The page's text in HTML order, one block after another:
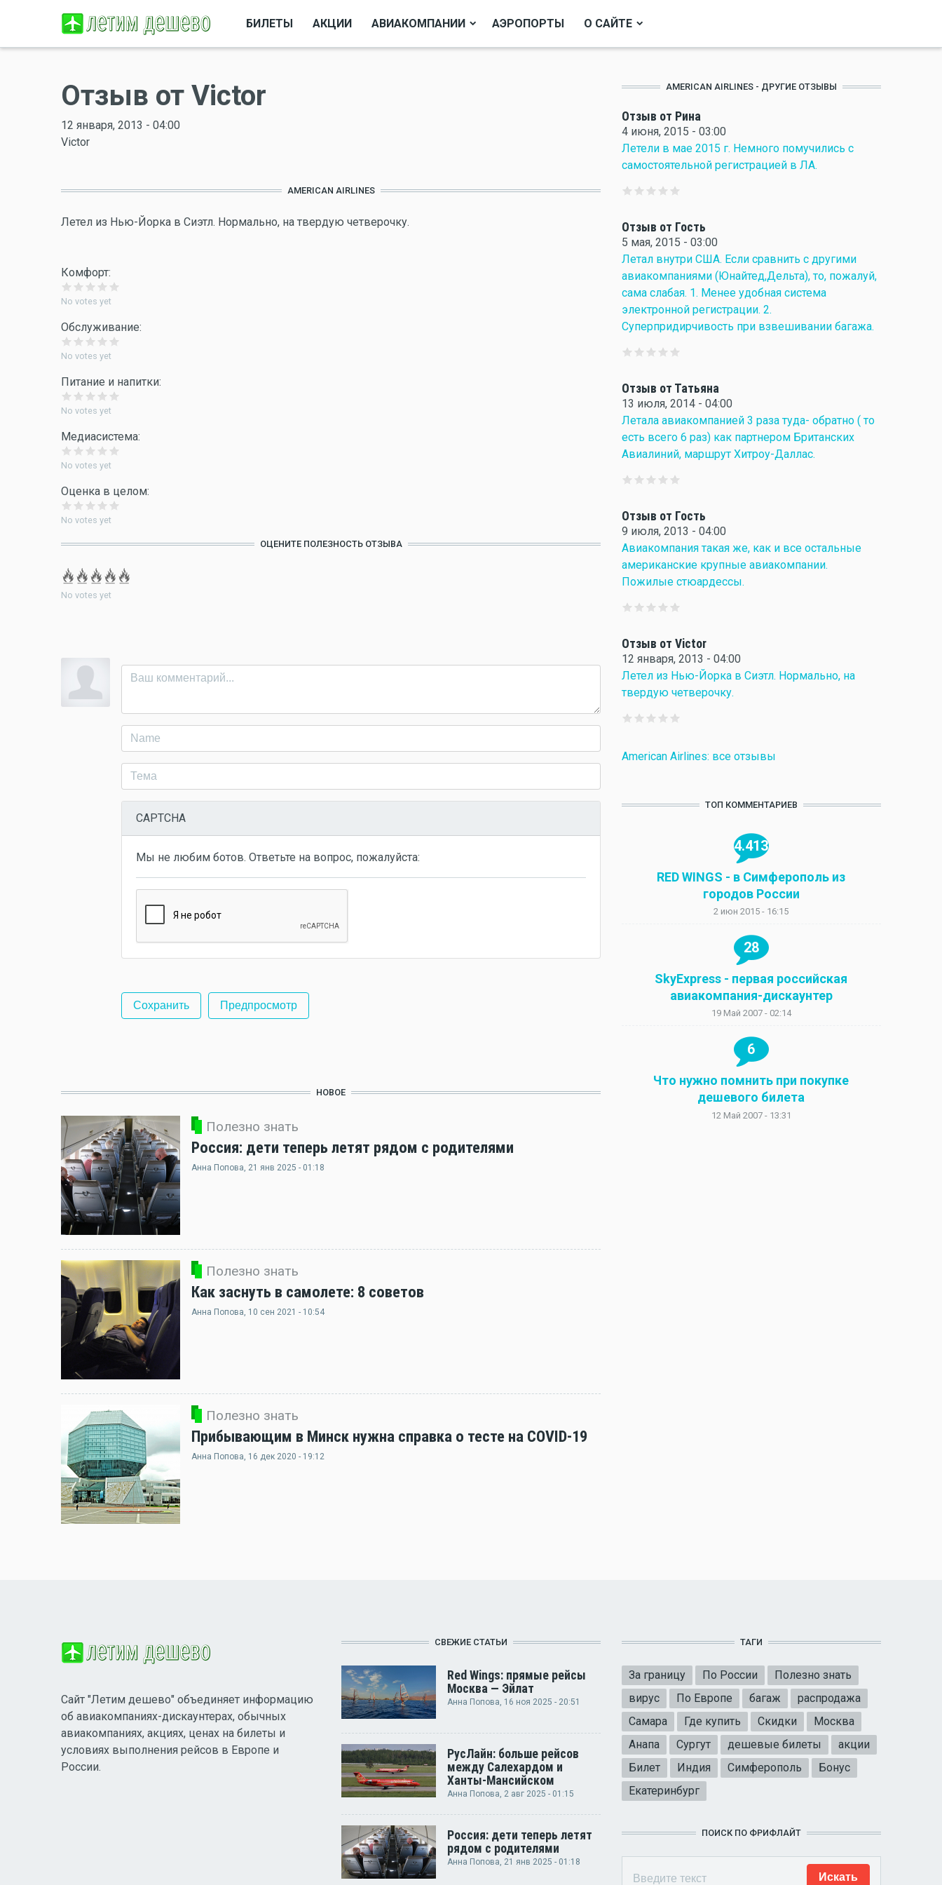
БИЛЕТЫ АКЦИИ АВИАКОМПАНИИ АЭРОПОРТЫ О САЙТЕ
Отзыв от Victor
12 января, 2013 - 04:00
Victor
AMERICAN AIRLINES
Летел из Нью-Йорка в Сиэтл. Нормально, на твердую четверочку.
Комфорт:
No votes yet
Обслуживание:
No votes yet
Питание и напитки:
No votes yet
Медиасистема:
No votes yet
Оценка в целом:
No votes yet
ОЦЕНИТЕ ПОЛЕЗНОСТЬ ОТЗЫВА
No votes yet
CAPTCHA
Мы не любим ботов. Ответьте на вопрос, пожалуйста:
НОВОЕ
Полезно знать
Россия: дети теперь летят рядом с родителями
Анна Попова, 21 янв 2025 - 01:18
Полезно знать
Как заснуть в самолете: 8 советов
Анна Попова, 10 сен 2021 - 10:54
Полезно знать
Прибывающим в Минск нужна справка о тесте на COVID-19
Анна Попова, 16 дек 2020 - 19:12
AMERICAN AIRLINES - ДРУГИЕ ОТЗЫВЫ
Отзыв от Рина
4 июня, 2015 - 03:00
Летели в мае 2015 г. Немного помучились с
самостоятельной регистрацией в ЛА.
Отзыв от Гость
5 мая, 2015 - 03:00
Летал внутри США. Если сравнить с другими
авиакомпаниями (Юнайтед,Дельта), то, пожалуй,
сама слабая. 1. Менее удобная система
электронной регистрации. 2.
Суперпридирчивость при взвешивании багажа.
Отзыв от Татьяна
13 июля, 2014 - 04:00
Летала авиакомпанией 3 раза туда- обратно ( то
есть всего 6 раз) как партнером Британских
Авиалиний, маршрут Хитроу-Даллас.
Отзыв от Гость
9 июля, 2013 - 04:00
Авиакомпания такая же, как и все остальные
американские крупные авиакомпании.
Пожилые стюардессы.
Отзыв от Victor
12 января, 2013 - 04:00
Летел из Нью-Йорка в Сиэтл. Нормально, на
твердую четверочку.
American Airlines: все отзывы
ТОП КОММЕНТАРИЕВ
4.413
RED WINGS - в Симферополь из
городов России
2 июн 2015 - 16:15
28
SkyExpress - первая российская
авиакомпания-дискаунтер
19 Май 2007 - 02:14
6
Что нужно помнить при покупке
дешевого билета
12 Май 2007 - 13:31
Сайт "Летим дешево" объединяет информацию
об авиакомпаниях-дискаунтерах, обычных
авиакомпаниях, акциях, ценах на билеты и
условиях выполнения рейсов в Европе и
России.
СВЕЖИЕ СТАТЬИ
Red Wings: прямые рейсы
Москва — Эйлат
Анна Попова, 16 ноя 2025 - 20:51
РусЛайн: больше рейсов
между Салехардом и
Ханты-Мансийском
Анна Попова, 2 авг 2025 - 01:15
Россия: дети теперь летят
рядом с родителями
Анна Попова, 21 янв 2025 - 01:18
ТАГИ
За границу По России
Полезно знать
вирус
По Европе багаж
распродажа
Самара
Где купить Скидки
Москва
Анапа
Сургут дешевые билеты
акции
Билет
Индия Симферополь
Бонус
Екатеринбург
ПОИСК ПО ФРИФЛАЙТ